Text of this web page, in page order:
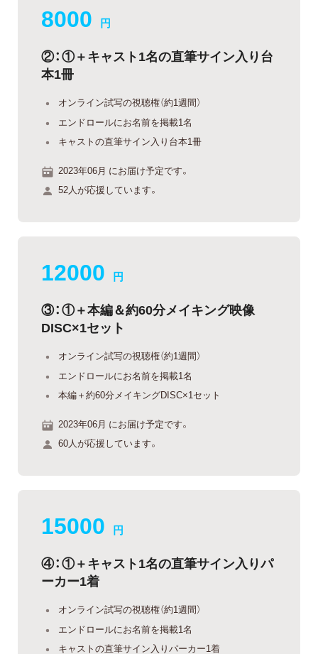
8000 円
②：①＋キャスト1名の直筆サイン入り台
本1冊
オンライン試写の視聴権（約1週間）
エンドロールにお名前を掲載1名
キャストの直筆サイン入り台本1冊
2023年06月 にお届け予定です。
52人が応援しています。
12000 円
③：①＋本編＆約60分メイキング映像
DISC×1セット
オンライン試写の視聴権（約1週間）
エンドロールにお名前を掲載1名
本編＋約60分メイキングDISC×1セット
2023年06月 にお届け予定です。
60人が応援しています。
15000 円
④：①＋キャスト1名の直筆サイン入りパ
ーカー1着
オンライン試写の視聴権（約1週間）
エンドロールにお名前を掲載1名
キャストの直筆サイン入りパーカー1着